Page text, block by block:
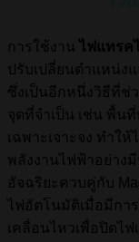
การใช้งาน ไฟแทรค
ปรับเปลี่ยนตำแหน่ง
ซึ่งเป็นอีกหนึ่งวิธีที่ช่
จุดที่จำเป็น เช่น พื้น
เฉพาะเจาะจง ทำใ
พลังงานไฟฟ้าอย่าง
อัจฉริยะควบคู่กับ
ไฟอัตโนมัติเมื่อมีกา
เคลื่อนไหวเพื่อปิดไ